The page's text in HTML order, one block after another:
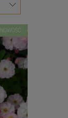
NOWOŚĆ